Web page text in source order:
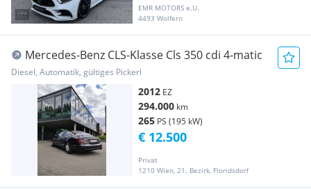
EMR MOTORS e.U.
4493 Wolfern
Mercedes-Benz CLS-Klasse Cls 350 cdi 4-matic
Diesel, Automatik, gültiges Pickerl
2012 EZ
294.000 km
265 PS (195 kW)
Privat
1210 Wien, 21. Bezirk, Floridsdorf
€ 12.500